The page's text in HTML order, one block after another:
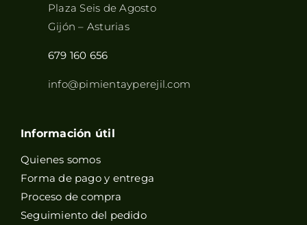
Plaza Seis de Agosto
Gijón – Asturias
679 160 656
info@pimientayperejil.com
Información útil
Quienes somos
Forma de pago y entrega
Proceso de compra
Seguimiento del pedido